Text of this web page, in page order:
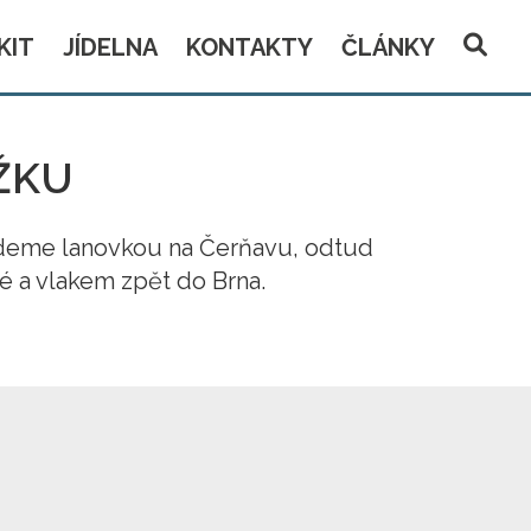
JÍDELNA KONTAKTY ČLÁNKY
lanovkou na Čerňavu, odtud
a vlakem zpět do Brna.